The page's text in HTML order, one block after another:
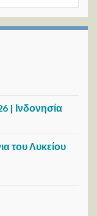
| Ινδονησία
του Λυκείου